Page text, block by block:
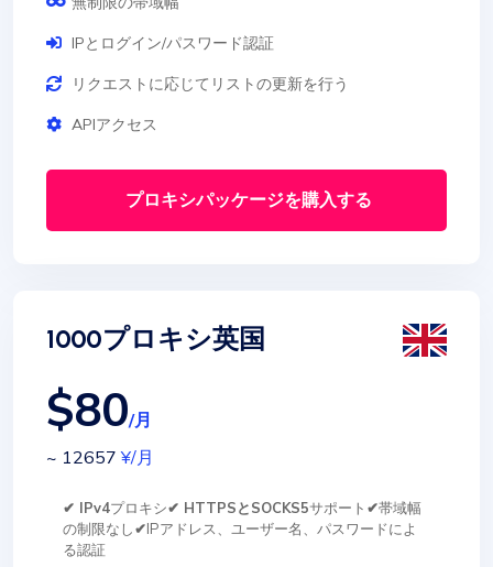
IPとログイン/パスワード認証
リクエストに応じてリストの更新を行う
APIアクセス
プロキシパッケージを購入する
1000プロキシ英国
$80/月
~ 12657¥/月
✔ IPv4プロキシ✔ HTTPSとSOCKS5サポート ✔帯域幅
の制限なし✔IPアドレス、ユーザー名、パスワードによ
る認証